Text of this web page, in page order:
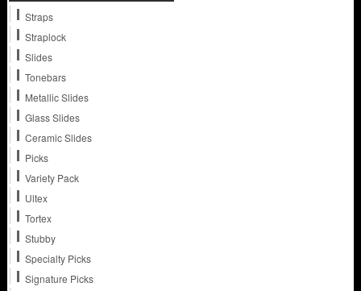
Straps
Straplock
Slides
Tonebars
Metallic Slides
Glass Slides
Ceramic Slides
Picks
Variety Pack
Ultex
Tortex
Stubby
Specialty Picks
Signature Picks